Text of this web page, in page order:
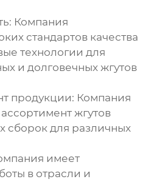
Компания
стандартов качества
технологии для
и долговечных жгутов
продукции: Компания
жгутов
сборок для различных
имеет
в отрасли и